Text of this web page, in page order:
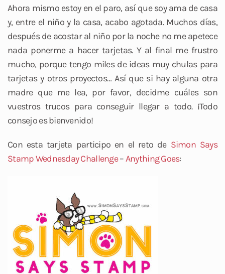
Ahora mismo estoy en el paro, así que soy ama de casa
y, entre el niño y la casa, acabo agotada. Muchos días,
después de acostar al niño por la noche no me apetece
nada ponerme a hacer tarjetas. Y al final me frustro
mucho, porque tengo miles de ideas muy chulas para
tarjetas y otros proyectos… Así que si hay alguna otra
madre que me lea, por favor, decidme cuáles son
vuestros trucos para conseguir llegar a todo. ¡Todo
consejo es bienvenido!
Con esta tarjeta participo en el reto de Simon Says
Stamp Wednesday Challenge–Anything Goes: